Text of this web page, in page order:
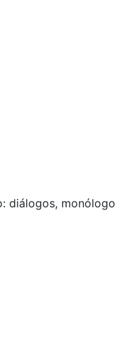
diálogos, monólogo